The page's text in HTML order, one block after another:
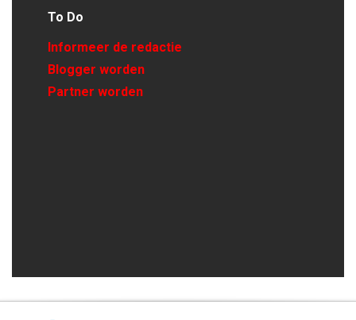
To Do
Informeer de redactie
Blogger worden
Partner worden